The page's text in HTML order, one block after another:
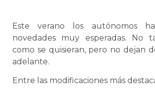
Este verano los autónomos
novedades muy esperadas. No
como se quisieran, pero no dejan
adelante.
Entre las modificaciones más